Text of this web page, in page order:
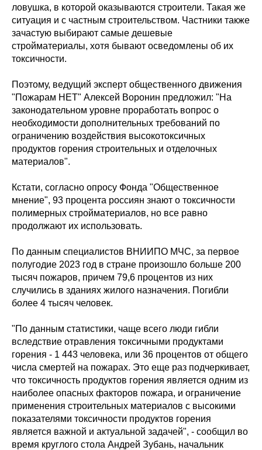
ловушка, в которой оказываются строители. Такая же
ситуация и с частным строительством. Частники также
зачастую выбирают самые дешевые
стройматериалы, хотя бывают осведомлены об их
токсичности.
Поэтому, ведущий эксперт общественного движения
"Пожарам НЕТ" Алексей Воронин предложил: "На
законодательном уровне проработать вопрос о
необходимости дополнительных требований по
ограничению воздействия высокотоксичных
продуктов горения строительных и отделочных
материалов".
Кстати, согласно опросу Фонда "Общественное
мнение", 93 процента россиян знают о токсичности
полимерных стройматериалов, но все равно
продолжают их использовать.
По данным специалистов ВНИИПО МЧС, за первое
полугодие 2023 год в стране произошло больше 200
тысяч пожаров, причем 79,6 процентов из них
случились в зданиях жилого назначения. Погибли
более 4 тысяч человек.
"По данным статистики, чаще всего люди гибли
вследствие отравления токсичными продуктами
горения - 1 443 человека, или 36 процентов от общего
числа смертей на пожарах. Это еще раз подчеркивает,
что токсичность продуктов горения является одним из
наиболее опасных факторов пожара, и ограничение
применения строительных материалов с высокими
показателями токсичности продуктов горения
является важной и актуальной задачей", - сообщил во
время круглого стола Андрей Зубань, начальник